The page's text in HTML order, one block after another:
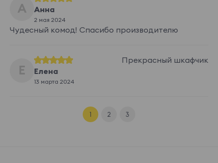
А Анна
2 мая 2024
Чудесный комод! Спасибо производителю
Е Елена
13 марта 2024
Прекрасный шкафчик
1 2 3